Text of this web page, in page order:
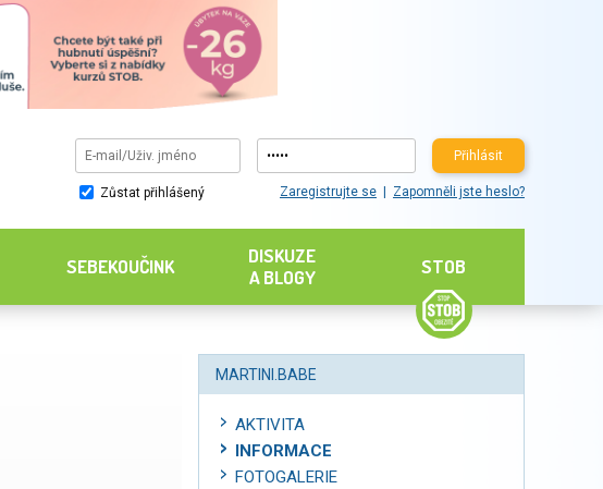
Přihlásit
Zůstat přihlášený Zaregistrujte se Zapomněli jste heslo?
SEBEKOUČINK
DISKUZE
A BLOGY
STOB
MARTINI.BABE
AKTIVITA
INFORMACE
FOTOGALERIE